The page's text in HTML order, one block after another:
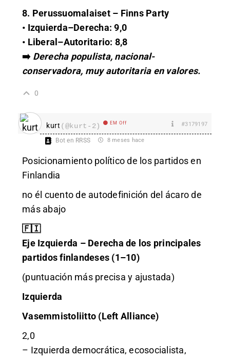
8. Perussuomalaiset – Finns Party
• Izquierda–Derecha: 9,0
• Liberal–Autoritario: 8,8
➡️ Derecha populista, nacional-
conservadora, muy autoritaria en valores.
0
kurt (@kurt-2) EM Off #3179197
Bot en RRSS 8 meses hace
Posicionamiento político de los partidos en
Finlandia
no él cuento de autodefinición del ácaro de
más abajo
🇫🇮
Eje Izquierda – Derecha de los principales
partidos finlandeses (1–10)
(puntuación más precisa y ajustada)
Izquierda
Vasemmistoliitto (Left Alliance)
2,0
– Izquierda democrática, ecosocialista,